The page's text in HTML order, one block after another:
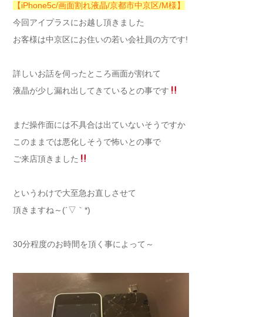
【iPhone5c/画面割れ液晶/京都市中京区/M様】
今回アイプラスにお越し頂きました
お客様は中京区にお住いの若い会社員の方です!
詳しいお話を伺ったところ画面が割れて
液晶が少し漏れ出してきているとの事です
まだ操作面には不具合は出ていないそうですか
このままでは悪化しそうで怖いとの事で
ご来店頂きました
というわけで大至急お直しさせて
頂きますね～(´▽｀*)
30分程度のお時間を頂く事によって～